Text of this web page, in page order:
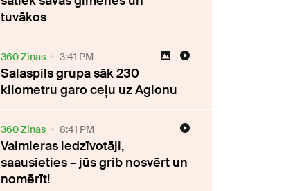
tuvākos
360 Ziņas 3:41 PM
Salaspils grupa sāk 230
kilometru garo ceļu uz Aglonu
360 Ziņas 8:41 PM
Valmieras iedzīvotāji,
saausieties – jūs grib nosvērt un
nomērīt!